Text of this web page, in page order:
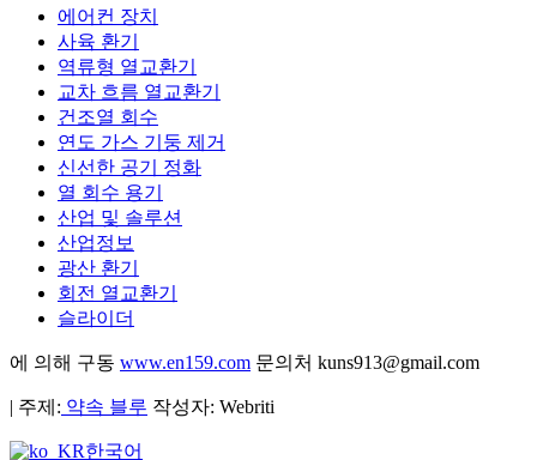
에어컨 장치
사육 환기
역류형 열교환기
교차 흐름 열교환기
건조열 회수
연도 가스 기둥 제거
신선한 공기 정화
열 회수 용기
산업 및 솔루션
산업정보
광산 환기
회전 열교환기
슬라이더
에 의해 구동 www.en159.com 문의처 kuns913@gmail.com
| 주제: 약속 블루 작성자: Webriti
한국어